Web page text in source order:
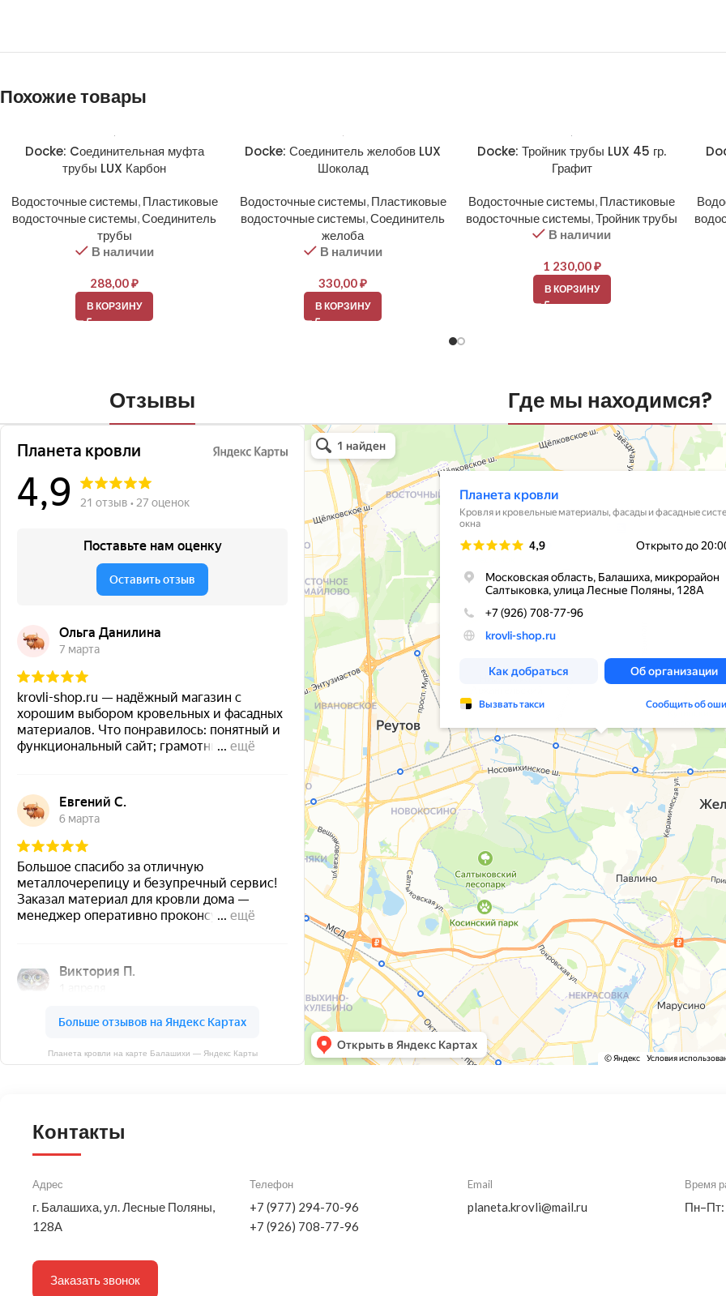
Похожие товары
Docke: Cоединительная муфта
трубы LUX Карбон
Водосточные системы, Пластиковые
водосточные системы,Соединитель
трубы
В наличии
288,00₽
В КОРЗИНУ
Docke: Соединитель желобов LUX
Шоколад
Водосточные системы, Пластиковые
водосточные системы,Соединитель
желоба
В наличии
330,00₽
В КОРЗИНУ
Docke: Тройник трубы LUX 45 гр.
Графит
Водосточные системы, Пластиковые
водосточные системы,Тройник трубы
В наличии
1 230,00₽
В КОРЗИНУ
Отзывы
Планета кровли на карте Балашихи — Яндекс Карты
Где мы находимся?
Планета кровли
Кровля и кровельные материалы в Балашихе
Окна в Балашихе
Контакты
Адрес
г. Балашиха, ул. Лесные Поляны,
128А
Телефон
+7 (977) 294-70-96
+7 (926) 708-77-96
Email
planeta.krovli@mail.ru
Время
Заказать звонок